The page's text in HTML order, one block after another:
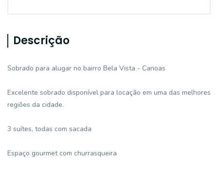
Descrição
Sobrado para alugar no bairro Bela Vista - Canoas
Excelente sobrado disponível para locação em uma das melhores
regiões da cidade.
3 suítes, todas com sacada
Espaço gourmet com churrasqueira